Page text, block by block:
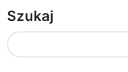
Szukaj